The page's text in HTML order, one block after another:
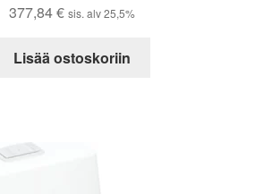
377,84€ sis. alv 25,5%
Lisää ostoskoriin